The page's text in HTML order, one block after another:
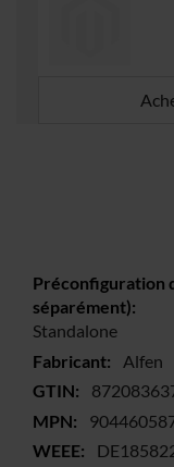
Plus
d’information
Standalone
Alfen